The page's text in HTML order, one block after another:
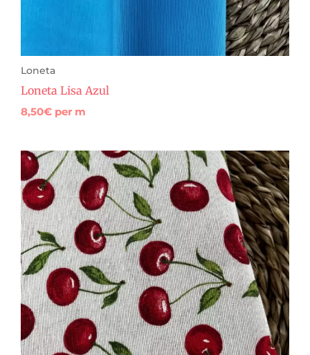
Loneta
Loneta Lisa Azul
8,50€ per m